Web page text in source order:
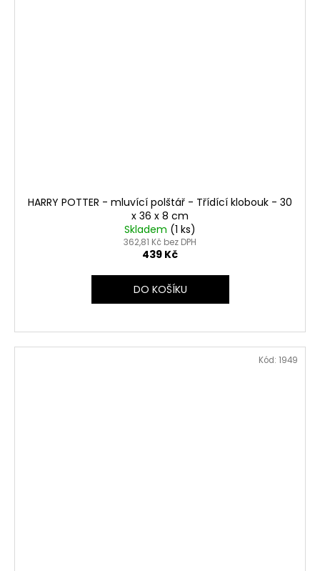
HARRY POTTER - mluvící polštář - Třídící klobouk - 30
x 36 x 8 cm
Skladem (1 ks)
362,81 Kč bez DPH
439 Kč
DO KOŠÍKU
Kód: 1949